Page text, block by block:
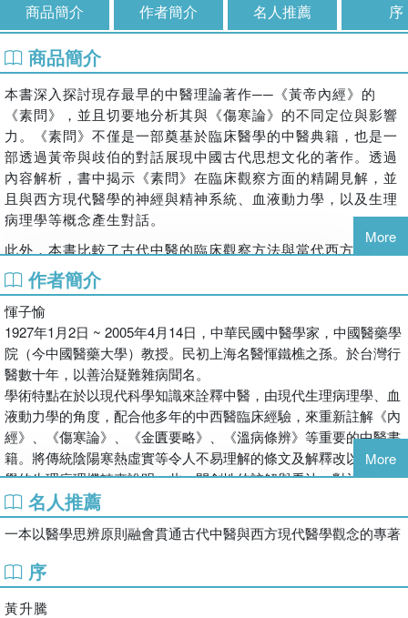
商品簡介 作者簡介 名人推薦 序
商品簡介
本書深入探討現存最早的中醫理論著作──《黃帝內經》的
《素問》，並且切要地分析其與《傷寒論》的不同定位與影響
力。《素問》不僅是一部奠基於臨床醫學的中醫典籍，也是一
部透過黃帝與歧伯的對話展現中國古代思想文化的著作。透過
內容解析，書中揭示《素問》在臨床觀察方面的精闢見解，並
且與西方現代醫學的神經與精神系統、血液動力學，以及生理
病理學等概念產生對話。
此外，本書比較了古代中醫的臨床觀察方法與當代西方醫學以
解剖學為基礎的不同視角，強調《素問》的醫學思辨原則，在
於相同的疾病於不同個體上可能呈現的不同診斷依據。醫者應
當考量疾病與人的相互關係，避免過度專注於單一理論，而忽
略病情變化的可能性。對於中西醫學理論與臨床應用的分析，
使本書足以作為海內外學者研究《素問》的重要參考。
More
作者簡介
惲子愉
1927年1月2日 ~ 2005年4月14日，中華民國中醫學家，中國醫藥學
院（今中國醫藥大學）教授。民初上海名醫惲鐵樵之孫。於台灣行
醫數十年，以善治疑難雜病聞名。
學術特點在於以現代科學知識來詮釋中醫，由現代生理病理學、血
液動力學的角度，配合他多年的中西醫臨床經驗，來重新註解《內
經》、《傷寒論》、《金匱要略》、《溫病條辨》等重要的中醫書
籍。將傳統陰陽寒熱虛實等令人不易理解的條文及解釋改以現代醫
學的生理病理機轉來說明，此一開創性的註解與看法，對於中醫的
科學化與現代化有著重大的影響，讓傳統中醫與現代西醫的對話，
有一共通的語言。
More
名人推薦
一本以醫學思辨原則融會貫通古代中醫與西方現代醫學觀念的專著
序
黃升騰